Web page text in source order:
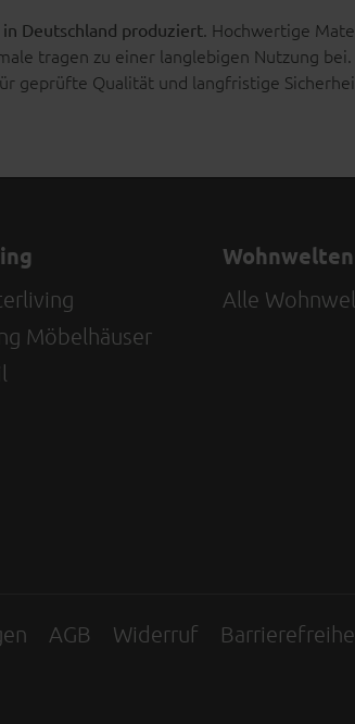
in Deutschland produziert. Hochwertige
tragen zu einer langlebigen Nutzung bei.
geprüfte Qualität und langfristige
Möbelhäuser
Wohnwelten
Alle
AGB Widerruf